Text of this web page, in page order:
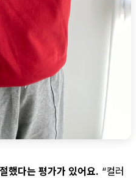
했다는 평가가 있어요. “컬러